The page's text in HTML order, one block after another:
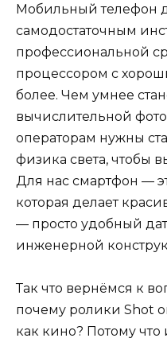
Мобильный телефон
самодостаточным
профессиональной
процессором с
более. Чем умнее
вычислительной
операторам нужны
физика света, чтобы
Для нас смартфон —
которая делает
— просто удобный
инженерной
Так что вернёмся к
почему ролики Shot
как кино? Потому